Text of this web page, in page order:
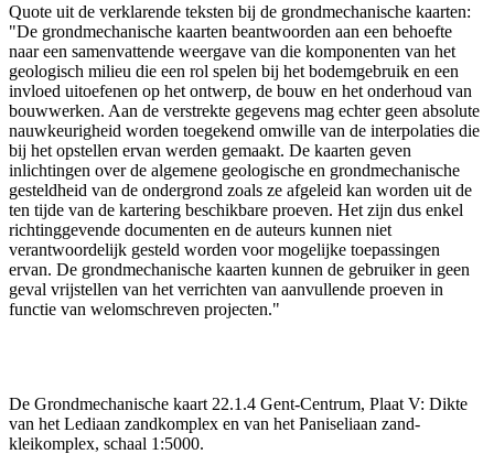
Quote uit de verklarende teksten bij de grondmechanische kaarten:
"De grondmechanische kaarten beantwoorden aan een behoefte
naar een samenvattende weergave van die komponenten van het
geologisch milieu die een rol spelen bij het bodemgebruik en een
invloed uitoefenen op het ontwerp, de bouw en het onderhoud van
bouwwerken. Aan de verstrekte gegevens mag echter geen absolute
nauwkeurigheid worden toegekend omwille van de interpolaties die
bij het opstellen ervan werden gemaakt. De kaarten geven
inlichtingen over de algemene geologische en grondmechanische
gesteldheid van de ondergrond zoals ze afgeleid kan worden uit de
ten tijde van de kartering beschikbare proeven. Het zijn dus enkel
richtinggevende documenten en de auteurs kunnen niet
verantwoordelijk gesteld worden voor mogelijke toepassingen
ervan. De grondmechanische kaarten kunnen de gebruiker in geen
geval vrijstellen van het verrichten van aanvullende proeven in
functie van welomschreven projecten."
De Grondmechanische kaart 22.1.4 Gent-Centrum, Plaat V: Dikte
van het Lediaan zandkomplex en van het Paniseliaan zand-
kleikomplex, schaal 1:5000.